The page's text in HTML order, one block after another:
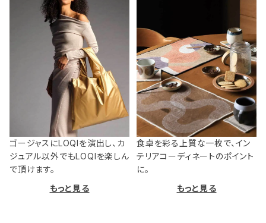
ゴージャスにLOQIを演出し、カ
ジュアル以外でもLOQIを楽しん
で頂けます。
もっと見る
食卓を彩る上質な一枚で、イン
テリアコーディネートのポイント
に。
もっと見る